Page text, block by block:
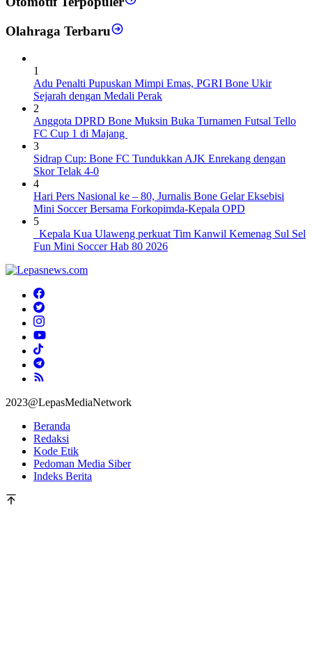
Olahraga Terbaru
1
Adu Penalti Pupuskan Mimpi Emas, PGRI Bone Ukir
Sejarah dengan Medali Perak
2
Anggota DPRD Bone Muksin Buka Turnamen Futsal Tello
FC Cup 1 di Majang
3
Sidrap Cup: Bone FC Tundukkan AJK Enrekang dengan
Skor Telak 4-0
4
Hari Pers Nasional ke – 80, Jurnalis Bone Gelar Eksebisi
Mini Soccer Bersama Forkopimda-Kepala OPD
5
Kepala Kua Ulaweng perkuat Tim Kanwil Kemenag Sul Sel
Fun Mini Soccer Hab 80 2026
2023@LepasMediaNetwork
Beranda
Redaksi
Kode Etik
Pedoman Media Siber
Indeks Berita